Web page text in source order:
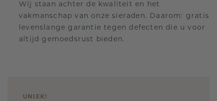
Wij staan achter de kwaliteit en het
vakmanschap van onze sieraden. Daarom: gratis
levenslange garantie tegen defecten die u voor
altijd gemoedsrust bieden.
UNIEK!